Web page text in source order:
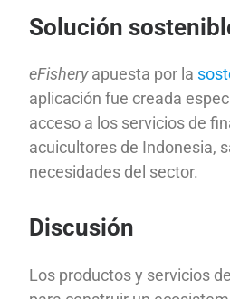
Solución
eFisheryapuesta por la
aplicación fue creada
acceso a los servicios de
acuicultores de Indonesia,
necesidades del sector.
Discusión
Los productos y servicios